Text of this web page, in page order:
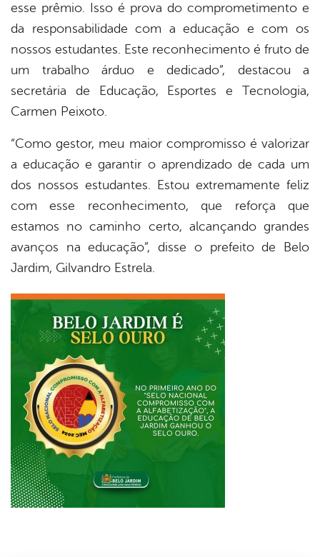
esse prêmio. Isso é prova do comprometimento e
da responsabilidade com a educação e com os
nossos estudantes. Este reconhecimento é fruto de
um trabalho árduo e dedicado”, destacou a
secretária de Educação, Esportes e Tecnologia,
Carmen Peixoto.
“Como gestor, meu maior compromisso é valorizar
a educação e garantir o aprendizado de cada um
dos nossos estudantes. Estou extremamente feliz
com esse reconhecimento, que reforça que
estamos no caminho certo, alcançando grandes
avanços na educação”, disse o prefeito de Belo
Jardim, Gilvandro Estrela.